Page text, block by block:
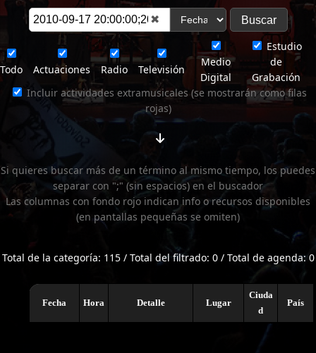
✖
Todo Actuaciones Radio Televisión
Medio
Digital
Estudio
de
Grabación
Incluir actividades extramusicales (se mostrarán como filas
rojas)
Si quieres buscar más de un término al mismo tiempo, los puedes
separar con ";" (sin espacios) en el buscador
Las columnas con fondo rojo indican info o recursos disponibles
(en pantallas pequeñas se omiten)
Total de la categoría: 115 / Total del filtrado: 0 / Total de agenda: 0
Fecha Hora Detalle Lugar
Ciuda
d
País